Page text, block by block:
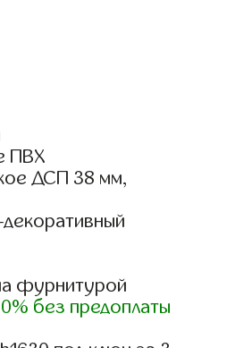
ПВХ
ДСП 38 мм,
фурнитурой
без предоплаты